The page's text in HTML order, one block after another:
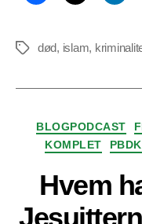
Tagsdød, islam,
BLOGPODCAST
KOMPLET
PBDK
Hvem